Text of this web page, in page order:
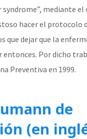
mediante el
hacer el protocolo
que dejar que la
entonces. Por dicho
Preventiva en 1999.
de
(en